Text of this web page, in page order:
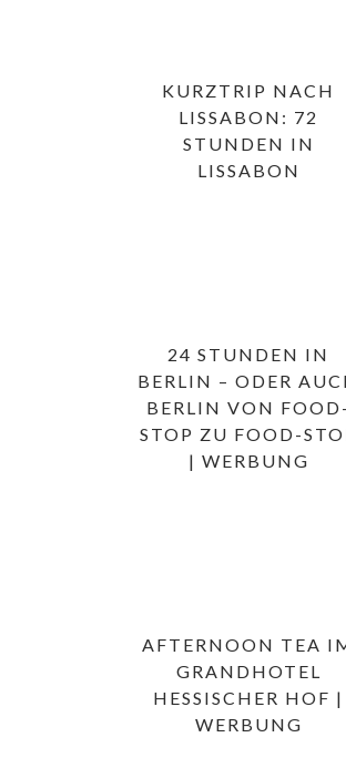
KURZTRIP NACH
LISSABON: 72
STUNDEN IN
LISSABON
24 STUNDEN IN
BERLIN – ODER
BERLIN VON FOOD-
STOP ZU FOOD-
| WERBUNG
AFTERNOON TEA
GRANDHOTEL
HESSISCHER HOF |
WERBUNG